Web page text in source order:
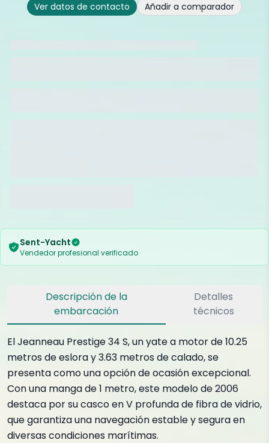
Ver datos de contacto Añadir a comparador
Sent-Yacht
Vendedor profesional verificado
Descripción de la
embarcación
Detalles
técnicos
El Jeanneau Prestige 34 S, un yate a motor de 10.25
metros de eslora y 3.63 metros de calado, se
presenta como una opción de ocasión excepcional.
Con una manga de 1 metro, este modelo de 2006
destaca por su casco en V profunda de fibra de vidrio,
que garantiza una navegación estable y segura en
diversas condiciones marítimas.